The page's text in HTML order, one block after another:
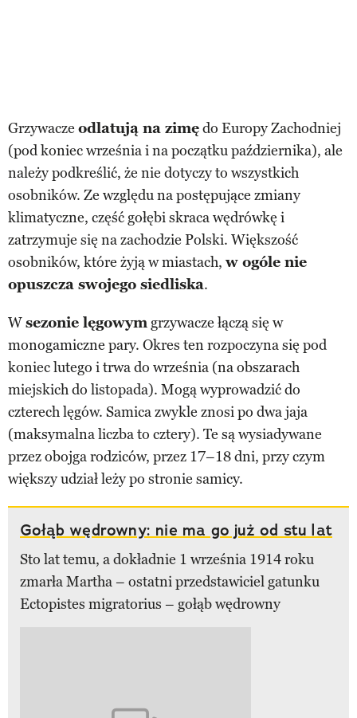
Grzywacze odlatują na zimędo Europy Zachodniej
(pod koniec września i na początku października), ale
należy podkreślić, że nie dotyczy to wszystkich
osobników. Ze względu na postępujące zmiany
klimatyczne, część gołębi skraca wędrówkę i
zatrzymuje się na zachodzie Polski. Większość
osobników, które żyją w miastach, w ogóle nie
opuszcza swojego siedliska.
Wsezonie lęgowym grzywacze łączą się w
monogamiczne pary. Okres ten rozpoczyna się pod
koniec lutego i trwa do września (na obszarach
miejskich do listopada). Mogą wyprowadzić do
czterech lęgów. Samica zwykle znosi po dwa jaja
(maksymalna liczba to cztery). Te są wysiadywane
przez obojga rodziców, przez 17–18 dni, przy czym
większy udział leży po stronie samicy.
Gołąb wędrowny: nie ma go już od stu lat
Sto lat temu, a dokładnie 1 września 1914 roku
zmarła Martha – ostatni przedstawiciel gatunku
Ectopistes migratorius – gołąb wędrowny